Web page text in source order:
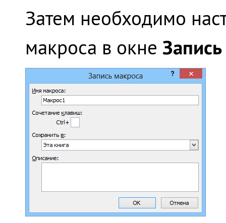
Затем необходимо
макроса в окне